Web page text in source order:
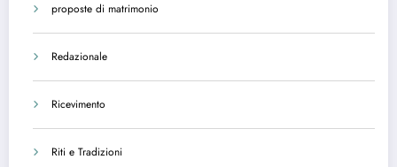
proposte di matrimonio
Redazionale
Ricevimento
Riti e Tradizioni